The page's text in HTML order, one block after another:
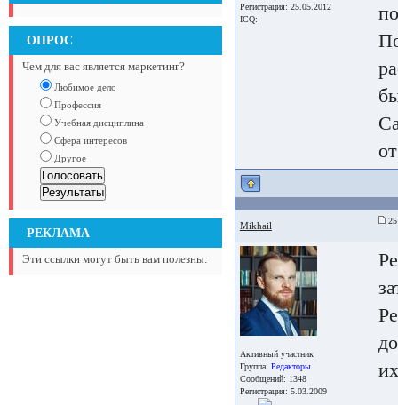
ОПРОС
Чем для вас является маркетинг?
Любимое дело
Профессия
Учебная дисциплина
Сфера интересов
Другое
РЕКЛАМА
Эти ссылки могут быть вам полезны:
Регистрация: 25.05.2012
ICQ:--
Mikhail 25
Активный участник
Группа: Редакторы
Сообщений: 1348
Регистрация: 5.03.2009